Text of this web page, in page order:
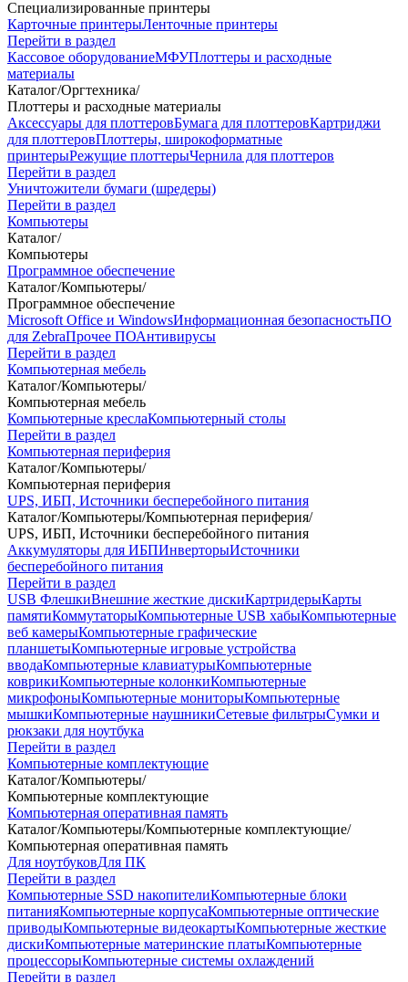
Специализированные принтеры
Карточные принтерыЛенточные принтеры
Перейти в раздел
Кассовое оборудованиеМФУПлоттеры и расходные
материалы
Каталог/Оргтехника/
Плоттеры и расходные материалы
Аксессуары для плоттеровБумага для плоттеровКартриджи
для плоттеровПлоттеры, широкоформатные
принтерыРежущие плоттерыЧернила для плоттеров
Перейти в раздел
Уничтожители бумаги (шредеры)
Перейти в раздел
Компьютеры
Каталог/
Компьютеры
Программное обеспечение
Каталог/Компьютеры/
Программное обеспечение
Microsoft Office и WindowsИнформационная безопасностьПО
для ZebraПрочее ПОАнтивирусы
Перейти в раздел
Компьютерная мебель
Каталог/Компьютеры/
Компьютерная мебель
Компьютерные креслаКомпьютерный столы
Перейти в раздел
Компьютерная периферия
Каталог/Компьютеры/
Компьютерная периферия
UPS, ИБП, Источники бесперебойного питания
Каталог/Компьютеры/Компьютерная периферия/
UPS, ИБП, Источники бесперебойного питания
Аккумуляторы для ИБПИнверторыИсточники
бесперебойного питания
Перейти в раздел
USB ФлешкиВнешние жесткие дискиКартридерыКарты
памятиКоммутаторыКомпьютерные USB хабыКомпьютерные
веб камерыКомпьютерные графические
планшетыКомпьютерные игровые устройства
вводаКомпьютерные клавиатурыКомпьютерные
коврикиКомпьютерные колонкиКомпьютерные
микрофоныКомпьютерные мониторыКомпьютерные
мышкиКомпьютерные наушникиСетевые фильтрыСумки и
рюкзаки для ноутбука
Перейти в раздел
Компьютерные комплектующие
Каталог/Компьютеры/
Компьютерные комплектующие
Компьютерная оперативная память
Каталог/Компьютеры/Компьютерные комплектующие/
Компьютерная оперативная память
Для ноутбуковДля ПК
Перейти в раздел
Компьютерные SSD накопителиКомпьютерные блоки
питанияКомпьютерные корпусаКомпьютерные оптические
приводыКомпьютерные видеокартыКомпьютерные жесткие
дискиКомпьютерные материнские платыКомпьютерные
процессорыКомпьютерные системы охлаждений
Перейти в раздел